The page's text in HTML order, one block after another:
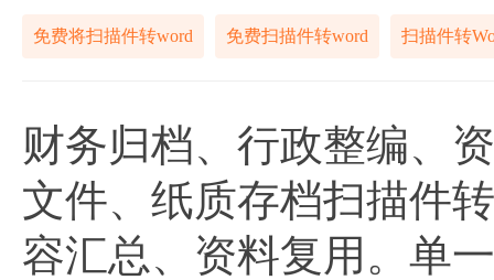
免费将扫描件转word 免费扫描件转word 扫描件转
财务归档、行政整编、
文件、纸质存档扫描件
容汇总、资料复用。单